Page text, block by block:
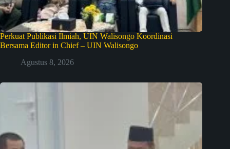
Perkuat Publikasi Ilmiah, UIN Walisongo Koordinasi
Bersama Editor in Chief – UIN Walisongo
Agustus 8, 2026